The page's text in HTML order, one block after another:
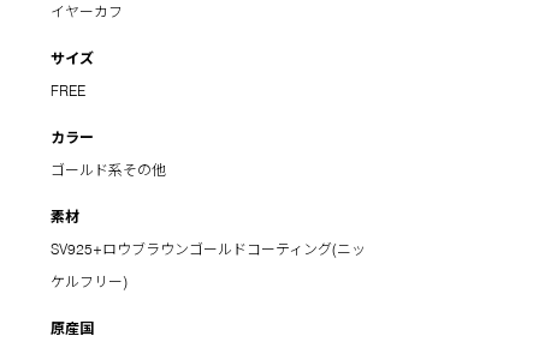
イヤーカフ
サイズ
FREE
カラー
ゴールド系その他
素材
SV925+ロウブラウンゴールドコーティング(ニッ
ケルフリー)
原産国